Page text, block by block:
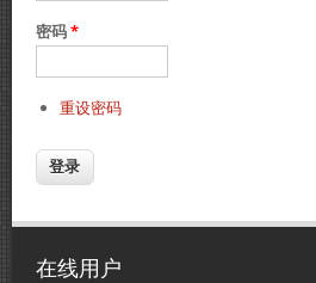
密码*
重设密码
在线用户